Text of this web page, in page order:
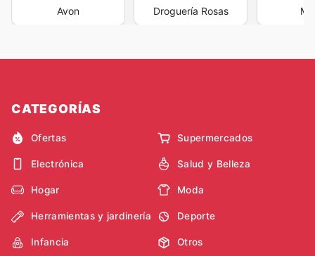
Avon Droguería Rosas
CATEGORÍAS
Ofertas Supermercados
Electrónica Salud y Belleza
Hogar Moda
Herramientas y jardinería Deporte
Infancia Otros